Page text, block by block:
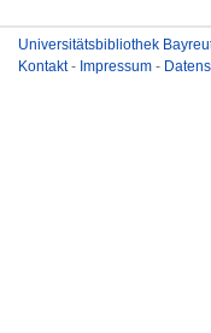
Universitätsbibliothek
Kontakt- Impressum -